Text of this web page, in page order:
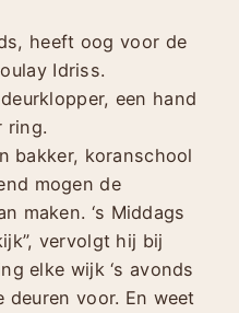
een hand
ring.
bakker, koranschool
mogen de
maken. ‘s Middags
vervolgt hij bij
elke wijk ‘s avonds
voor. En weet